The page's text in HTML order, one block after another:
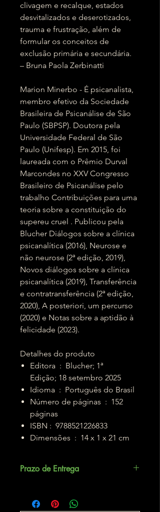
clivagem e recalque, estados
desvitalizados e deserotizados,
trauma e frustração, além de
formular os conceitos de
exclusão primária e secundária.
– Bruna Paola Zerbinatti
Marion Minerbo - É psicanalista,
membro efetivo da Sociedade
Brasileira de Psicanálise de São
Paulo (SBPSP). Doutora pela
Universidade Federal de São
Paulo (Unifesp). Em 2015, foi
laureada com o Prêmio Durval
Marcondes no XXV Congresso
Brasileiro de Psicanálise pelo
trabalho Contribuições para uma
teoria sobre a constituição do
supereu cruel . Publicou pela
Blucher Diálogos sobre a clínica
psicanalítica (2016), Neurose e
não neurose (2ª edição, 2019),
Novos diálogos sobre a clínica
psicanalítica (2019), Transferência
e contratransferência (2ª edição,
2020), A posteriori, um percurso
(2020) e Notas sobre a aptidão à
felicidade (2023).
Detalhes do produto
Editora ‏ : ‎ Blucher; 1ª
Edição; 18 setembro 2025
Idioma ‏ : ‎ Português do Brasil
Número de páginas ‏ : ‎ 152
páginas
ISBN : ‎ 9788521226833
Dimensões ‏ : ‎ 14 x 1 x 21 cm
Prazo de Entrega